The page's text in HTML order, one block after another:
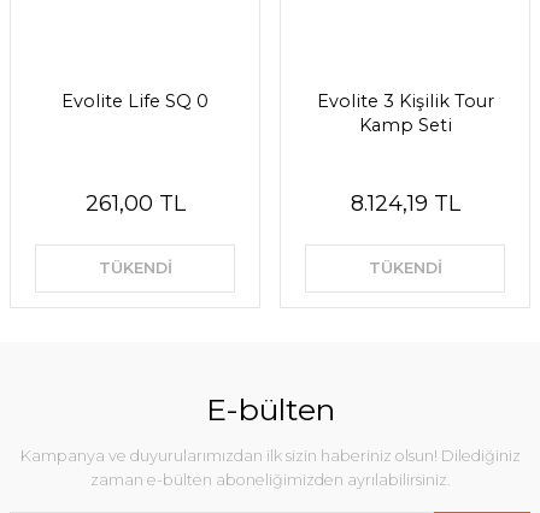
Evolite Life SQ 0
261,00 TL
TÜKENDİ
Evolite 3 Kişilik Tour
Kamp Seti
8.124,19 TL
TÜKENDİ
E-bülten
Kampanya ve duyurularımızdan ilk sizin haberiniz olsun! Dilediğiniz
zaman e-bülten aboneliğimizden ayrılabilirsiniz.